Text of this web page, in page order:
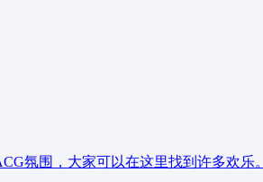
氛围，大家可以在这里找到许多欢乐。